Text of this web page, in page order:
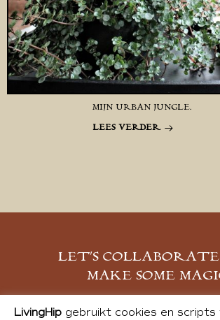
MIJN URBAN JUNGLE.
LEES VERDER
LET’S
MAKE SOME
MELD JE AAN
LivingHipgebruikt cookies en scripts